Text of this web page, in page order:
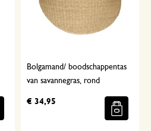
Bolgamand/ boodschappentas
van savannegras, rond
€ 34,95